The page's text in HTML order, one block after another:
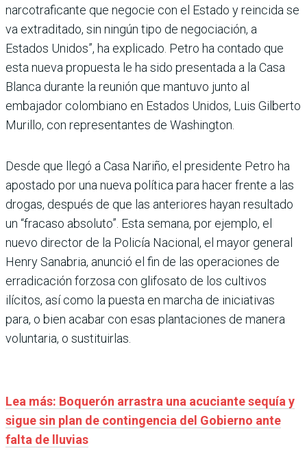
narcotraficante que negocie con el Estado y reincida se
va extraditado, sin ningún tipo de negociación, a
Estados Unidos”, ha explicado. Petro ha contado que
esta nueva propuesta le ha sido presentada a la Casa
Blanca durante la reunión que mantuvo junto al
embajador colombiano en Estados Unidos, Luis Gilberto
Murillo, con representantes de Washington.
Desde que llegó a Casa Nariño, el presidente Petro ha
apostado por una nueva política para hacer frente a las
drogas, después de que las anteriores hayan resultado
un “fracaso absoluto”. Esta semana, por ejemplo, el
nuevo director de la Policía Nacional, el mayor general
Henry Sanabria, anunció el fin de las operaciones de
erradicación forzosa con glifosato de los cultivos
ilícitos, así como la puesta en marcha de iniciativas
para, o bien acabar con esas plantaciones de manera
voluntaria, o sustituirlas.
Lea más: Boquerón arrastra una acuciante sequía y
sigue sin plan de contingencia del Gobierno ante
falta de lluvias